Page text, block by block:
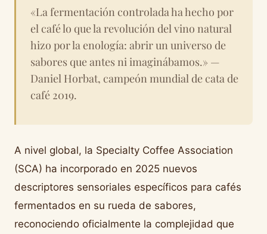
«La fermentación controlada ha hecho por
el café lo que la revolución del vino natural
hizo por la enología: abrir un universo de
sabores que antes ni imaginábamos.» —
Daniel Horbat, campeón mundial de cata de
café 2019.
A nivel global, la Specialty Coffee Association
(SCA) ha incorporado en 2025 nuevos
descriptores sensoriales específicos para cafés
fermentados en su rueda de sabores,
reconociendo oficialmente la complejidad que